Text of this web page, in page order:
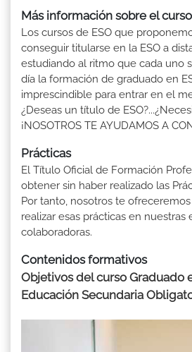
Más información sobre el curso
Los cursos de ESO que
conseguir titularse en la ESO a
estudiando al ritmo que cada uno
día la formación de graduado en
imprescindible para entrar en el
¿Deseas un título de
¡NOSOTROS TE AYUDAMOS A
Prácticas
El Título Oficial de Formación
obtener sin haber realizado las
Por tanto, nosotros te
realizar esas prácticas en nuestras
colaboradoras.
Contenidos formativos
Objetivos del curso Graduado
Educación Secundaria